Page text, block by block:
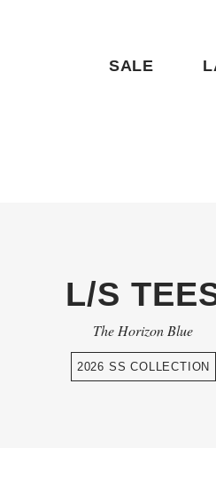
SALE
L/S
The Horizon Blue
2026 SS COLLECTION